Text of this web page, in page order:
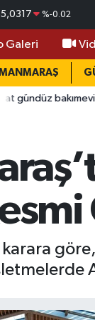
%-0.02
Galeri
kayıtları